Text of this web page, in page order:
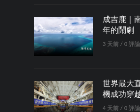
成吉鹿｜
年的鬧劇
3 天前 / 0 評論
世界最大
機成功穿
4 天前 / 0 評論